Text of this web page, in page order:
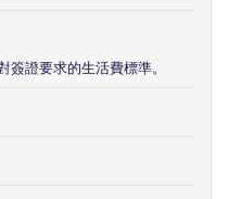
證要求的生活費標準。